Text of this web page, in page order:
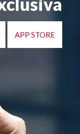
APP STORE